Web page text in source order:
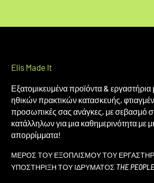
Elis Made It
Εξατομικευμένα προϊόντα &
ηθικών πρακτικών κατασκευής,
προσωπικές σας ανάγκες, με σεβασμό
κατάλληλων για μια καθημερινότητα με
απορρίμματα!
ΜΕΡΟΣ ΤΟΥ ΕΞΟΠΛΙΣΜΟΥ ΤΟΥ
ΥΠΟΣΤΗΡΙΞΗ ΤΟΥ ΙΔΡΥΜΑΤΟΣ THE